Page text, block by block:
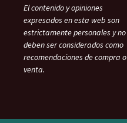
El contenido y opiniones
expresados en esta web son
estrictamente personales y no
deben ser considerados como
recomendaciones de compra o
venta.